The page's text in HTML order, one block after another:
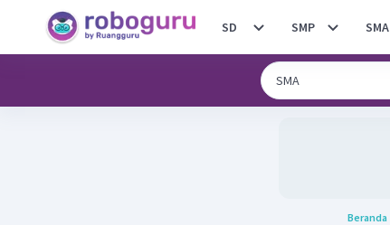
SD SMP SMA
Beranda